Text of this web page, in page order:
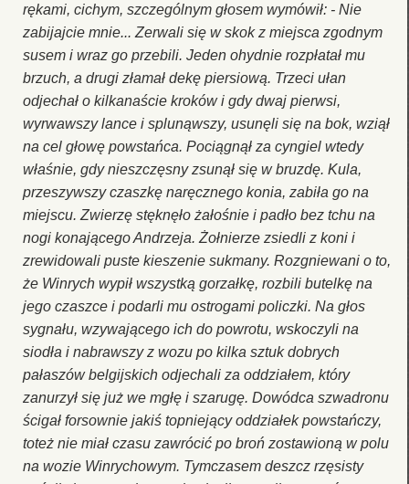
rękami, cichym, szczególnym głosem wymówił: - Nie
zabijajcie mnie... Zerwali się w skok z miejsca zgodnym
susem i wraz go przebili. Jeden ohydnie rozpłatał mu
brzuch, a drugi złamał dekę piersiową. Trzeci ułan
odjechał o kilkanaście kroków i gdy dwaj pierwsi,
wyrwawszy lance i splunąwszy, usunęli się na bok, wziął
na cel głowę powstańca. Pociągnął za cyngiel wtedy
właśnie, gdy nieszczęsny zsunął się w bruzdę. Kula,
przeszywszy czaszkę naręcznego konia, zabiła go na
miejscu. Zwierzę stęknęło żałośnie i padło bez tchu na
nogi konającego Andrzeja. Żołnierze zsiedli z koni i
zrewidowali puste kieszenie sukmany. Rozgniewani o to,
że Winrych wypił wszystką gorzałkę, rozbili butelkę na
jego czaszce i podarli mu ostrogami policzki. Na głos
sygnału, wzywającego ich do powrotu, wskoczyli na
siodła i nabrawszy z wozu po kilka sztuk dobrych
pałaszów belgijskich odjechali za oddziałem, który
zanurzył się już we mgłę i szarugę. Dowódca szwadronu
ścigał forsownie jakiś topniejący oddziałek powstańczy,
toteż nie miał czasu zawrócić po broń zostawioną w polu
na wozie Winrychowym. Tymczasem deszcz rzęsisty